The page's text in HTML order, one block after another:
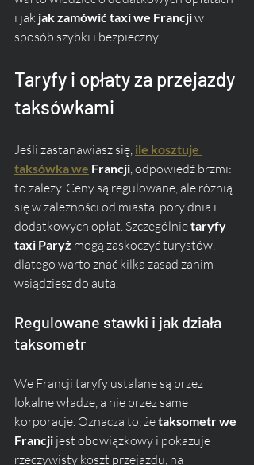
i jak jak zamówić taxi we Francji w
sposób szybki i bezpieczny.
Taryfy i opłaty za przejazdy
taksówkami
Jeśli zastanawiasz się, ile kosztuje
taksówka we Francji, odpowiedź brzmi:
to zależy. Ceny są regulowane, ale różnią
się w zależności od miasta, pory dnia i
dodatkowych opłat. Szczególnie taryfy
taxi Paryż mogą zaskoczyć turystów,
dlatego warto znać kilka zasad zanim
wsiądziesz do auta.
Regulowane stawki i jak działa
taksometr
We Francji taryfy ustalane są przez
lokalne władze, a nie przez same
korporacje. Oznacza to, że taksometr we
Francji jest obowiązkowy i pokazuje
rzeczywisty koszt przejazdu, na